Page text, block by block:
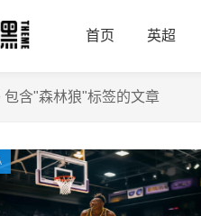
首页 英超
包含"森林狼"标签的文章